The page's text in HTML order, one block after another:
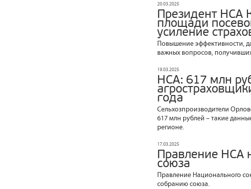
20.03.2025
Президент НСА
площади
усиление
Повышение эффективности,
важных вопросов,
19.03.2025
НСА: 617 млн
года
Сельхозпроизводители
617 млн рублей – такие
регионе.
17.03.2025
Правление НСА
союза
Правление Национального
собранию союза.